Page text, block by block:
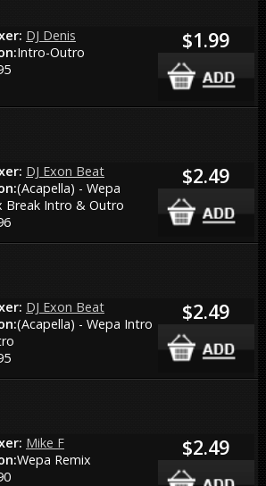
DJ Denis
Intro-Outro
$1.99
DJ Exon Beat
(Acapella) - Wepa
Break Intro & Outro
$2.49
DJ Exon Beat
(Acapella) - Wepa Intro
$2.49
Mike F
Wepa Remix
$2.49